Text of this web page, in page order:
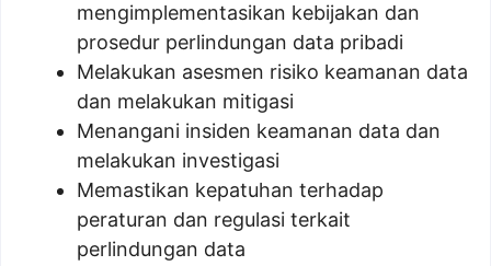
mengimplementasikan kebijakan dan
prosedur perlindungan data pribadi
Melakukan asesmen risiko keamanan data
dan melakukan mitigasi
Menangani insiden keamanan data dan
melakukan investigasi
Memastikan kepatuhan terhadap
peraturan dan regulasi terkait
perlindungan data